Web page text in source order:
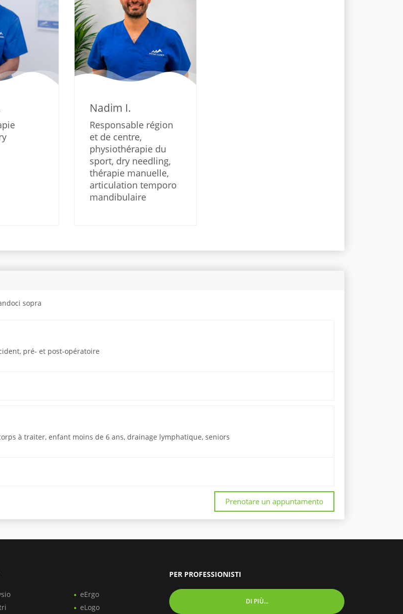
Nadim I.
Responsable région
et de centre,
physiothérapie du
sport, dry needling,
thérapie manuelle,
articulation temporo
mandibulaire
sopra
pré- et post-opératoire
à traiter, enfant moins de 6 ans, drainage lymphatique, seniors
Prenotare un appuntamento
eErgo
eLogo
PER PROFESSIONISTI
DI PIÙ...